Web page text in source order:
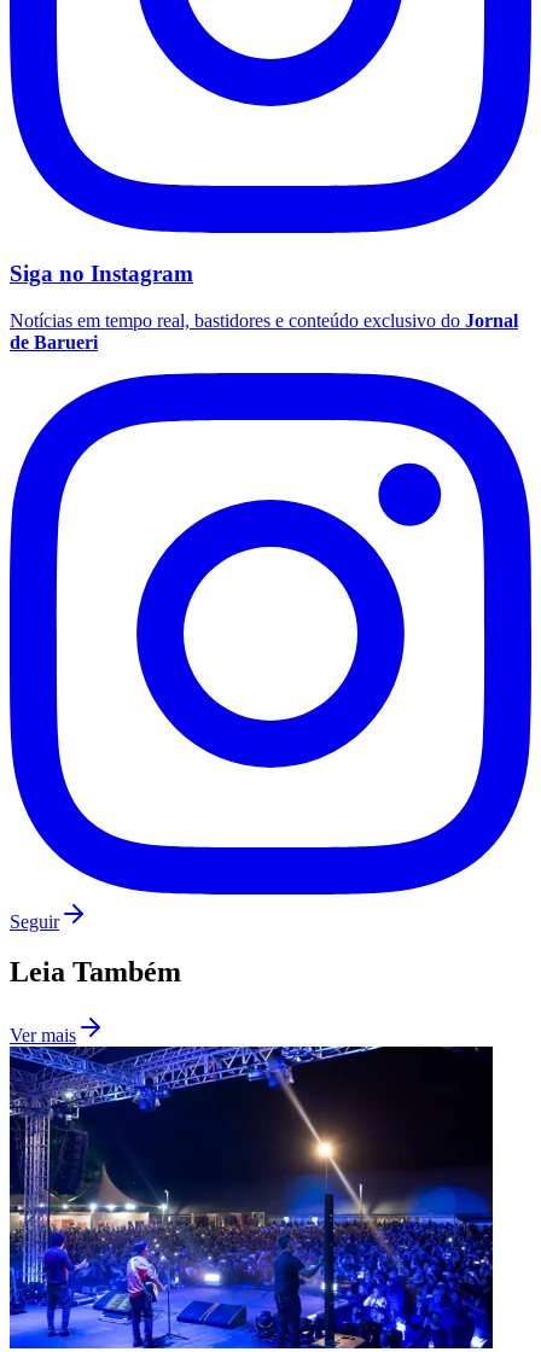
Corinthians
Palmeiras
Siga no Instagram
Notícias em tempo real, bastidores e conteúdo exclusivo do Jornal
de Barueri
Seguir
Leia Também
Ver mais